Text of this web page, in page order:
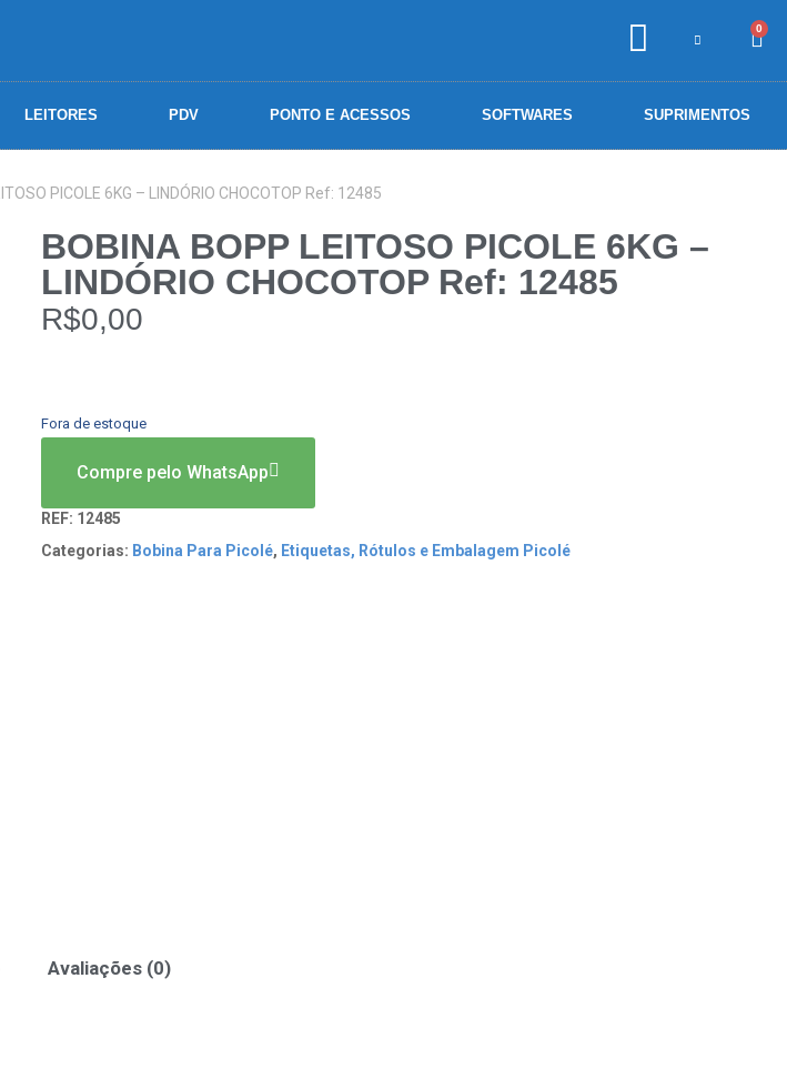
0
LEITORES PDV PONTO E ACESSOS SOFTWARES SUPRIMENTOS
PICOLE 6KG – LINDÓRIO CHOCOTOP Ref: 12485
BOBINA BOPP LEITOSO PICOLE 6KG –
LINDÓRIO CHOCOTOP Ref: 12485
R$0,00
Fora de estoque
Compre pelo WhatsApp
REF: 12485
Categorias: Bobina Para Picolé, Etiquetas, Rótulos e Embalagem Picolé
Avaliações (0)